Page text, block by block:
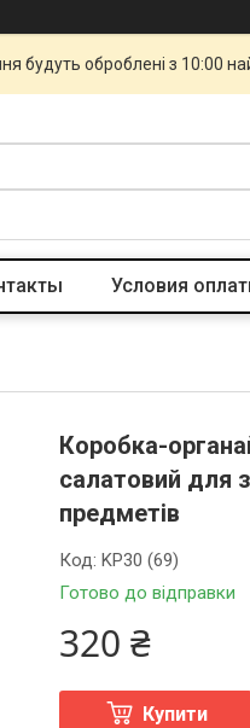
будуть оброблені з 10:00
Условия
Коробка-
салатовий для
предметів
Готово до відправки
Код:KP30 (69)
320 ₴
Купити